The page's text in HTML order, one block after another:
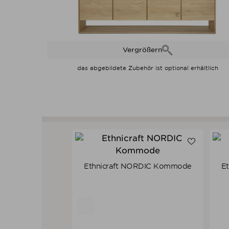
Vergrößern
das abgebildete Zubehör ist optional erhältlich
Verkaufspreis
ab 2.489,00 €
Ethnicraft NORDIC Kommode